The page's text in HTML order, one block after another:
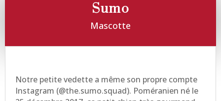
Sumo
Mascotte
Notre petite vedette a même son propre compte
Instagram (@the.sumo.squad). Poméranien né le